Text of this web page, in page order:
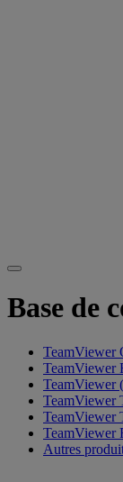
Base de
TeamViewer
TeamViewer
TeamViewer
TeamViewer
TeamViewer
TeamViewer
Autres